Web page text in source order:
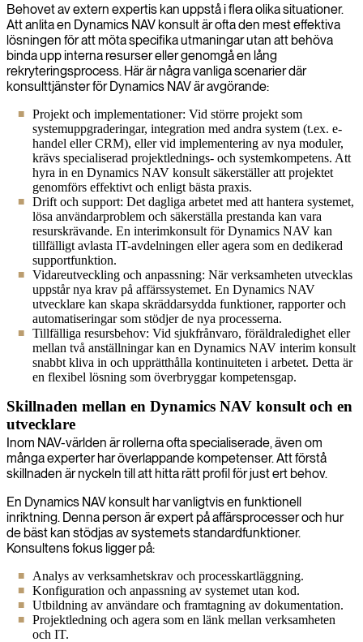
Behovet av extern expertis kan uppstå i flera olika situationer.
Att anlita en Dynamics NAV konsult är ofta den mest effektiva
lösningen för att möta specifika utmaningar utan att behöva
binda upp interna resurser eller genomgå en lång
rekryteringsprocess. Här är några vanliga scenarier där
konsulttjänster för Dynamics NAV är avgörande:
Projekt och implementationer: Vid större projekt som
systemuppgraderingar, integration med andra system (t.ex. e-
handel eller CRM), eller vid implementering av nya moduler,
krävs specialiserad projektlednings- och systemkompetens. Att
hyra in en Dynamics NAV konsult säkerställer att projektet
genomförs effektivt och enligt bästa praxis.
Drift och support: Det dagliga arbetet med att hantera systemet,
lösa användarproblem och säkerställa prestanda kan vara
resurskrävande. En interimkonsult för Dynamics NAV kan
tillfälligt avlasta IT-avdelningen eller agera som en dedikerad
supportfunktion.
Vidareutveckling och anpassning: När verksamheten utvecklas
uppstår nya krav på affärssystemet. En Dynamics NAV
utvecklare kan skapa skräddarsydda funktioner, rapporter och
automatiseringar som stödjer de nya processerna.
Tillfälliga resursbehov: Vid sjukfrånvaro, föräldraledighet eller
mellan två anställningar kan en Dynamics NAV interim konsult
snabbt kliva in och upprätthålla kontinuiteten i arbetet. Detta är
en flexibel lösning som överbryggar kompetensgap.
Skillnaden mellan en Dynamics NAV konsult och en
utvecklare
Inom NAV-världen är rollerna ofta specialiserade, även om
många experter har överlappande kompetenser. Att förstå
skillnaden är nyckeln till att hitta rätt profil för just ert behov.
En Dynamics NAV konsult har vanligtvis en funktionell
inriktning. Denna person är expert på affärsprocesser och hur
de bäst kan stödjas av systemets standardfunktioner.
Konsultens fokus ligger på:
Analys av verksamhetskrav och processkartläggning.
Konfiguration och anpassning av systemet utan kod.
Utbildning av användare och framtagning av dokumentation.
Projektledning och agera som en länk mellan verksamheten
och IT.